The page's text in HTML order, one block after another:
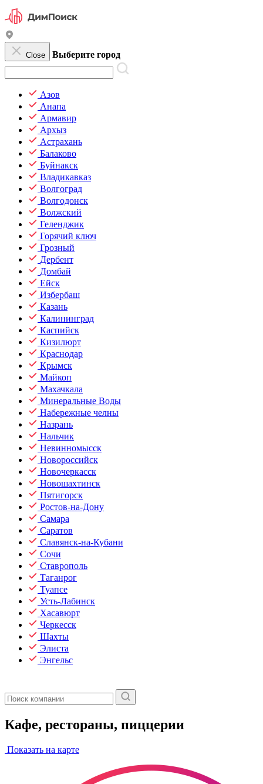
Close Выберите город
Азов
Анапа
Армавир
Архыз
Астрахань
Балаково
Буйнакск
Владикавказ
Волгоград
Волгодонск
Волжский
Геленджик
Горячий ключ
Грозный
Дербент
Домбай
Ейск
Избербаш
Казань
Калининград
Каспийск
Кизилюрт
Краснодар
Крымск
Майкоп
Махачкала
Минеральные Воды
Набережные челны
Назрань
Нальчик
Невинномысск
Новороссийск
Новочеркасск
Новошахтинск
Пятигорск
Ростов-на-Дону
Самара
Саратов
Славянск-на-Кубани
Сочи
Ставрополь
Таганрог
Туапсе
Усть-Лабинск
Хасавюрт
Черкесск
Шахты
Элиста
Энгельс
Кафе, рестораны, пиццерии
Показать на карте